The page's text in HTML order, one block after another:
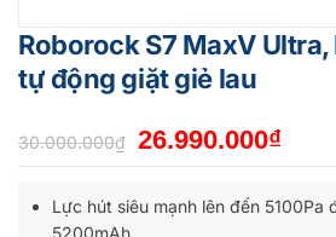
Roborock S7 MaxV
tự động giặt giẻ lau
30.000.000₫
Giá
gốc
là:
26.990.000₫Giá
tại
Lực hút siêu mạnh lên đến 5100Pa
5200mAh.